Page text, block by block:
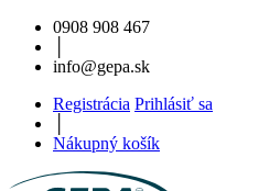
0908 908 467
info@gepa.sk
Registrácia Prihlásiť sa
Nákupný košík